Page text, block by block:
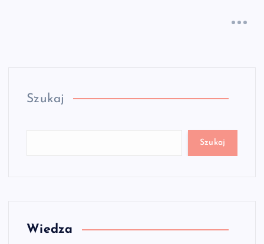
Szukaj
Szukaj
Wiedza